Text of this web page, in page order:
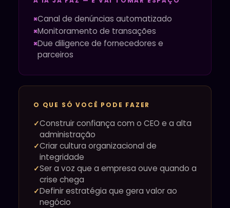
Canal de denúncias automatizado
Monitoramento de transações
Due diligence de fornecedores e
parceiros
O QUE SÓ VOCÊ PODE FAZER
Construir confiança com o CEO e a alta
administração
Criar cultura organizacional de
integridade
Ser a voz que a empresa ouve quando a
crise chega
Definir estratégia que gera valor ao
negócio